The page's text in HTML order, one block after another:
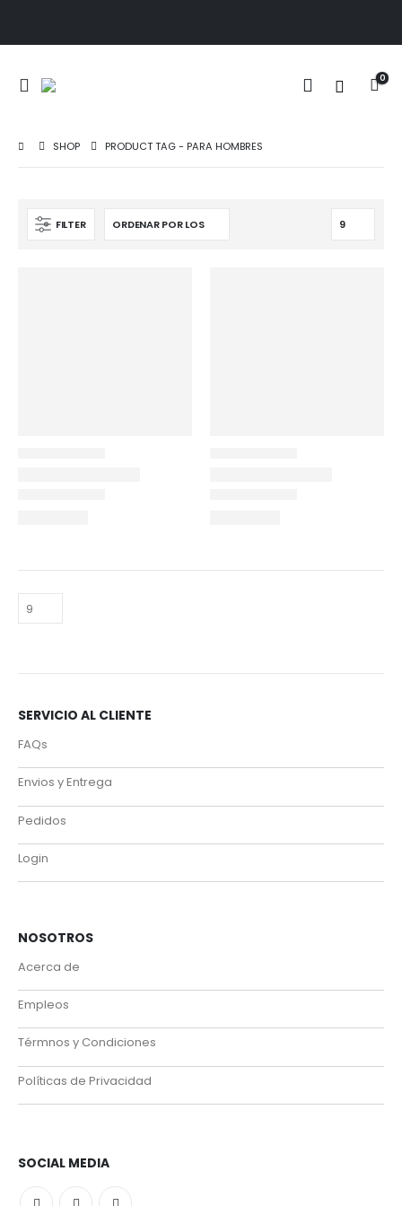
0
SHOP PRODUCT TAG -PARA HOMBRES
FILTER
SERVICIO AL CLIENTE
FAQs
Envios y Entrega
Pedidos
Login
NOSOTROS
Acerca de
Empleos
Térmnos y Condiciones
Políticas de Privacidad
SOCIAL MEDIA